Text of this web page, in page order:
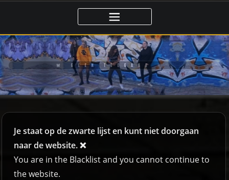
🚨 GEEN TOEGANG ‼️
Je staat op de zwarte lijst en kunt niet doorgaan
naar de website. ❌
You are in the Blacklist and you cannot continue to
the website.